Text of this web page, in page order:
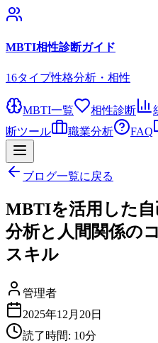
MBTI相性診断ガイド
16タイプ性格分析・相性
MBTI一覧 相性診断
断ツール
職業分析 FAQ
ブログ一覧に戻る
MBTIを活用した
分析と人間関係の
スキル
管理者
2025年12月20日
読了時間: 10分